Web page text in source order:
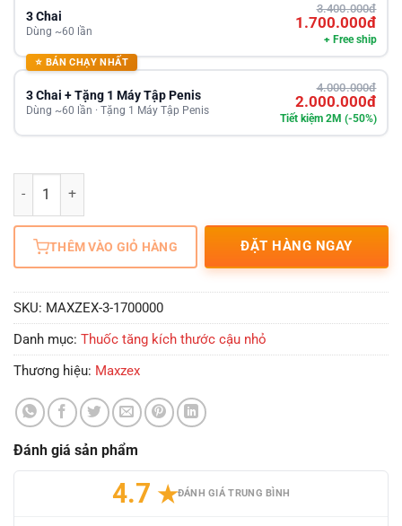
3 Chai
Dùng ~60 lần
3.400.000đ
1.700.000đ
+ Free ship
⭐ BÁN CHẠY NHẤT
3 Chai + Tặng 1 Máy Tập Penis
Dùng ~60 lần · Tặng 1 Máy Tập Penis
4.000.000đ
2.000.000đ
Tiết kiệm 2M (-50%)
THÊM VÀO GIỎ HÀNG ĐẶT HÀNG NGAY
SKU: MAXZEX-3-1700000
Danh mục: Thuốc tăng kích thước cậu nhỏ
Thương hiệu: Maxzex
Đánh giá sản phẩm
4.7 ★ĐÁNH GIÁ TRUNG BÌNH